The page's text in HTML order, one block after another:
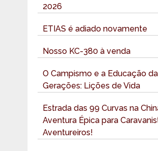
2026
ETIAS é adiado novamente
Nosso KC-380 à venda
O Campismo e a Educação
Gerações: Lições de Vida
Estrada das 99 Curvas na
Aventura Épica para
Aventureiros!